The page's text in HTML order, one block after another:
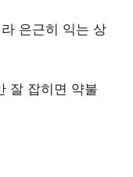
은근히 익는 상
잘 잡히면 약불